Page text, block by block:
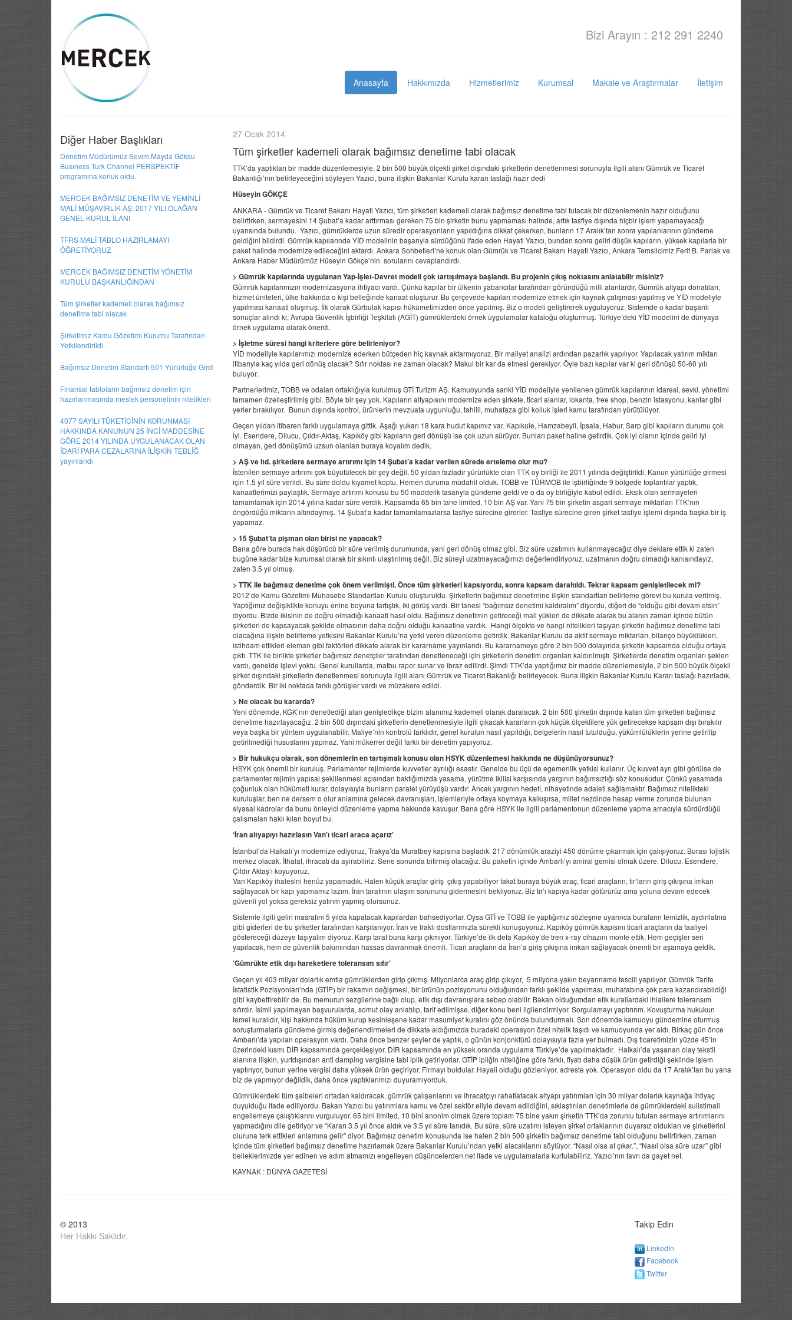
Bizi Arayın : 212 291 2240
Anasayfa Hakkımızda Hizmetlerimiz Kurumsal Makale ve Araştırmalar İletişim
Diğer Haber Başlıkları
Denetim Müdürümüz Sevim Mayda Göksu
Busıness Turk Channel PERSPEKTİF
programına konuk oldu.
MERCEK BAĞIMSIZ DENETİM VE YEMİNLİ
MALİ MÜŞAVİRLİK AŞ. 2017 YILI OLAĞAN
GENEL KURUL İLANI
TFRS MALİ TABLO HAZIRLAMAYI
ÖĞRETİYORUZ
MERCEK BAĞIMSIZ DENETİM YÖNETİM
KURULU BAŞKANLIĞINDAN
Tüm şirketler kademeli olarak bağımsız
denetime tabi olacak
Şirketimiz Kamu Gözetimi Kurumu Tarafından
Yetkilendirildi
Bağımsız Denetim Standartı 501 Yürürlüğe Girdi
Finansal tabloların bağımsız denetim için
hazırlanmasında meslek personelinin nitelikleri
4077 SAYILI TÜKETİCİNİN KORUNMASI
HAKKINDA KANUNUN 25 İNCİ MADDESİNE
GÖRE 2014 YILINDA UYGULANACAK OLAN
İDARİ PARA CEZALARINA İLİŞKİN TEBLİĞ
yayınlandı
27 Ocak 2014
Tüm şirketler kademeli olarak bağımsız denetime tabi olacak
TTK’da yaptıkları bir madde düzenlemesiyle, 2 bin 500 büyük ölçekli şirket dışındaki şirketlerin denetlenmesi sorunuyla ilgili alanı Gümrük ve Ticaret
Bakanlığı’nın belirleyeceğini söyleyen Yazıcı, buna ilişkin Bakanlar Kurulu kararı taslağı hazır dedi
Hüseyin GÖKÇE
ANKARA -Gümrük ve Ticaret Bakanı Hayati Yazıcı, tüm şirketleri kademeli olarak bağımsız denetime tabi tutacak bir düzenlemenin hazır olduğunu
belirtirken, sermayesini 14 Şubat’a kadar arttırması gereken 75 bin şirketin bunu yapmaması halinde, artık tasfiye dışında hiçbir işlem yapamayacağı
uyarısında bulundu. Yazıcı, gümrüklerde uzun süredir operasyonların yapıldığına dikkat çekerken, bunların 17 Aralık’tan sonra yapılanlarının gündeme
geldiğini bildirdi. Gümrük kapılarında YİD modelinin başarıyla sürdüğünü ifade eden Hayati Yazıcı, bundan sonra geliri düşük kapıların, yüksek kapılarla bir
paket halinde modernize edileceğini aktardı. Ankara Sohbetleri’ne konuk olan Gümrük ve Ticaret Bakanı Hayati Yazıcı, Ankara Temsilcimiz Ferit B. Parlak ve
Ankara Haber Müdürümüz Hüseyin Gökçe’nin sorularını cevaplandırdı.
> Gümrük kapılarında uygulanan Yap-İşlet-Devret modeli çok tartışılmaya başlandı. Bu projenin çıkış noktasını anlatabilir misiniz?
Gümrük kapılarımızın modernizasyona ihtiyacı vardı. Çünkü kapılar bir ülkenin yabancılar tarafından göründüğü milli alanlardır. Gümrük altyapı donatıları,
hizmet üniteleri, ülke hakkında o kişi belleğinde kanaat oluşturur. Bu çerçevede kapıları modernize etmek için kaynak çalışması yapılmış ve YİD modeliyle
yapılması kanaati oluşmuş. İlk olarak Gürbulak kapısı hükümetimizden önce yapılmış. Biz o modeli geliştirerek uyguluyoruz. Sistemde o kadar başarılı
sonuçlar alındı ki; Avrupa Güvenlik İşbirliği Teşkilatı (AGİT) gümrüklerdeki örnek uygulamalar kataloğu oluşturmuş. Türkiye’deki YİD modelini de dünyaya
örnek uygulama olarak önerdi.
> İşletme süresi hangi kriterlere göre belirleniyor?
YİD modeliyle kapılarımızı modernize ederken bütçeden hiç kaynak aktarmıyoruz. Bir maliyet analizi ardından pazarlık yapılıyor. Yapılacak yatırım miktarı
itibarıyla kaç yılda geri dönüş olacak? Sıfır noktası ne zaman olacak? Makul bir kar da etmesi gerekiyor. Öyle bazı kapılar var ki geri dönüşü 50-60 yılı
buluyor.
Partnerlerimiz, TOBB ve odaları ortaklığıyla kurulmuş GTİ Turizm AŞ. Kamuoyunda sanki YİD modeliyle yenilenen gümrük kapılarının idaresi, sevki, yönetimi
tamamen özelleştirilmiş gibi. Böyle bir şey yok. Kapıların altyapısını modernize eden şirkete, ticari alanlar, lokanta, free shop, benzin istasyonu, kantar gibi
yerler bırakılıyor. Bunun dışında kontrol, ürünlerin mevzuata uygunluğu, tahlili, muhafaza gibi kolluk işleri kamu tarafından yürütülüyor.
Geçen yıldan itibaren farklı uygulamaya gittik. Aşağı yukarı 18 kara hudut kapımız var. Kapıkule, Hamzabeyli, İpsala, Habur, Sarp gibi kapıların durumu çok
iyi. Esendere, Dilucu, Çıldır-Aktaş, Kapıköy gibi kapıların geri dönüşü ise çok uzun sürüyor. Bunları paket haline getirdik. Çok iyi olanın içinde geliri iyi
olmayan, geri dönüşümü uzsun olanları buraya koyalım dedik.
> AŞ ve ltd. şirketlere sermaye artırımı için 14 Şubat’a kadar verilen sürede erteleme olur mu?
İstenilen sermaye artırımı çok büyütülecek bir şey değil. 50 yıldan fazladır yürürlükte olan TTK oy birliği ile 2011 yılında değiştirildi. Kanun yürürlüğe girmesi
için 1.5 yıl süre verildi. Bu süre doldu kıyamet koptu. Hemen duruma müdahil olduk. TOBB ve TÜRMOB ile işbirliğinde 9 bölgede toplantılar yaptık,
kanaatlerimizi paylaştık. Sermaye artırımı konusu bu 50 maddelik tasarıyla gündeme geldi ve o da oy birliğiyle kabul edildi. Eksik olan sermayeleri
tamamlamak için 2014 yılına kadar süre verdik. Kapsamda 65 bin tane limited, 10 bin AŞ var. Yani 75 bin şirketin asgari sermaye miktarları TTK’nın
öngördüğü miktarın altındaymış. 14 Şubat’a kadar tamamlamazlarsa tasfiye sürecine girerler. Tasfiye sürecine giren şirket tasfiye işlemi dışında başka bir iş
yapamaz.
> 15 Şubat’ta pişman olan birisi ne yapacak?
Bana göre burada hak düşürücü bir süre verilmiş durumunda, yani geri dönüş olmaz gibi. Biz süre uzatımını kullanmayacağız diye deklare ettik ki zaten
bugüne kadar bize kurumsal olarak bir sıkıntı ulaştırılmış değil. Biz süreyi uzatmayacağımızı değerlendiriyoruz, uzatmanın doğru olmadığı kanısındayız,
zaten 3.5 yıl olmuş.
> TTK ile bağımsız denetime çok önem verilmişti. Önce tüm şirketleri kapsıyordu, sonra kapsam daraltıldı. Tekrar kapsam genişletilecek mi?
2012’de Kamu Gözetimi Muhasebe Standartları Kurulu oluşturuldu. Şirketlerin bağımsız denetimine ilişkin standartları belirleme görevi bu kurula verilmiş.
Yaptığımız değişiklikte konuyu enine boyuna tartıştık, iki görüş vardı. Bir tanesi “bağımsız denetimi kaldıralım” diyordu, diğeri de “olduğu gibi devam etsin”
diyordu. Bizde ikisinin de doğru olmadığı kanaati hasıl oldu. Bağımsız denetimin getireceği mali yükleri de dikkate alarak bu alanın zaman içinde bütün
şirketleri de kapsayacak şekilde olmasının daha doğru olduğu kanaatine vardık. Hangi ölçekte ve hangi nitelikleri taşıyan şirketin bağımsız denetime tabi
olacağına ilişkin belirleme yetkisini Bakanlar Kurulu’na yetki veren düzenleme getirdik. Bakanlar Kurulu da aktif sermaye miktarları, bilanço büyüklükleri,
istihdam ettikleri eleman gibi faktörleri dikkate alarak bir kararname yayınlandı. Bu kararnameye göre 2 bin 500 dolayında şirketin kapsamda olduğu ortaya
çıktı. TTK ile birlikte şirketler bağımsız denetçiler tarafından denetleneceği için şirketlerin denetim organları kaldırılmıştı. Şirketlerde denetim organları şeklen
vardı, genelde işlevi yoktu. Genel kurullarda, matbu rapor sunar ve ibraz edilirdi. Şimdi TTK’da yaptığımız bir madde düzenlemesiyle, 2 bin 500 büyük ölçekli
şirket dışındaki şirketlerin denetlenmesi sorunuyla ilgili alanı Gümrük ve Ticaret Bakanlığı belirleyecek. Buna ilişkin Bakanlar Kurulu Kararı taslağı hazırladık,
gönderdik. Bir iki noktada farklı görüşler vardı ve müzakere edildi.
> Ne olacak bu kararda?
Yeni dönemde, KGK’nın denetlediği alan genişledikçe bizim alanımız kademeli olarak daralacak. 2 bin 500 şirketin dışında kalan tüm şirketleri bağımsız
denetime hazırlayacağız. 2 bin 500 dışındaki şirketlerin denetlenmesiyle ilgili çıkacak kararların çok küçük ölçeklilere yük getirecekse kapsam dışı bırakılır
veya başka bir yöntem uygulanabilir. Maliye’nin kontrolü farklıdır, genel kurulun nasıl yapıldığı, belgelerin nasıl tutulduğu, yükümlülüklerin yerine getirilip
getirilmediği hususlarını yapmaz. Yani mükerrer değil farklı bir denetim yapıyoruz.
> Bir hukukçu olarak, son dönemlerin en tartışmalı konusu olan HSYK düzenlemesi hakkında ne düşünüyorsunuz?
HSYK çok önemli bir kuruluş. Parlamenter rejimlerde kuvvetler ayrılığı esastır. Genelde bu üçü de egemenlik yetkisi kullanır. Üç kuvvet ayrı gibi görülse de
parlamenter rejimin yapısal şekillenmesi açısından baktığımızda yasama, yürütme ikilisi karşısında yargının bağımsızlığı söz konusudur. Çünkü yasamada
çoğunluk olan hükümeti kurar, dolayısıyla bunların paralel yürüyüşü vardır. Ancak yargının hedefi, nihayetinde adaleti sağlamaktır. Bağımsız nitelikteki
kuruluşlar, ben ne dersem o olur anlamına gelecek davranışları, işlemleriyle ortaya koymaya kalkışırsa, millet nezdinde hesap verme zorunda bulunan
siyasal kadrolar da bunu önleyici düzenleme yapma hakkında kavuşur. Bana göre HSYK ile ilgili parlamentonun düzenleme yapma amacıyla sürdürdüğü
çalışmaları haklı kılan boyut bu.
‘İran altyapıyı hazırlasın Van’ı ticari araca açarız’
İstanbul’da Halkalı’yı modernize ediyoruz, Trakya’da Muratbey kapısına başladık. 217 dönümlük araziyi 450 dönüme çıkarmak için çalışıyoruz. Burası lojistik
merkez olacak. İthalat, ihracatı da ayırabiliriz. Sene sonunda bitirmiş olacağız. Bu paketin içinde Ambarlı’yı amiral gemisi olmak üzere, Dilucu, Esendere,
Çıldır Aktaş’ı koyuyoruz.
Van Kapıköy ihalesini henüz yapamadık. Halen küçük araçlar giriş çıkış yapabiliyor fakat buraya büyük araç, ticari araçların, tır’ların giriş çıkışına imkan
sağlayacak bir kapı yapmamız lazım. İran tarafının ulaşım sorununu gidermesini bekliyoruz. Biz tır’ı kapıya kadar götürürüz ama yoluna devam edecek
güvenli yol yoksa gereksiz yatırım yapmış olursunuz.
Sistemle ilgili geliri masrafını 5 yılda kapatacak kapılardan bahsediyorlar. Oysa GTİ ve TOBB ile yaptığımız sözleşme uyarınca buraların temizlik, aydınlatma
gibi giderleri de bu şirketler tarafından karşılanıyor. İran ve Iraklı dostlarımızla sürekli konuşuyoruz. Kapıköy gümrük kapısını ticari araçların da faaliyet
göstereceği düzeye taşıyalım diyoruz. Karşı taraf buna karşı çıkmıyor. Türkiye’de ilk defa Kapıköy’de tren x-ray cihazını monte ettik. Hem geçişler seri
yapılacak, hem de güvenlik bakımından hassas davranmak önemli. Ticari araçların da İran’a giriş çıkışına imkan sağlayacak önemli bir aşamaya geldik.
‘Gümrükte etik dışı hareketlere toleransım sıfır’
Geçen yıl 403 milyar dolarlık emtia gümrüklerden girip çıkmış. Milyonlarca araç girip çıkıyor, 5 milyona yakın beyanname tescili yapılıyor. Gümrük Tarife
İstatistik Pozisyonları’nda (GTİP) bir rakamın değişmesi, bir ürünün pozisyonunu olduğundan farklı şekilde yapılması, muhatabına çok para kazandırabildiği
gibi kaybettirebilir de. Bu memurun sezgilerine bağlı olup, etik dışı davranışlara sebep olabilir. Bakan olduğumdan etik kurallardaki ihlallere toleransım
sıfırdır. İsimli yapılmayan başvurularda, somut olay anlatılıp, tarif edilmişse, diğer konu beni ilgilendirmiyor. Sorgulamayı yaptırırım. Kovuşturma hukukun
temel kuralıdır, kişi hakkında hüküm kurup kesinleşene kadar masumiyet kuralını göz önünde bulundurmalı. Son dönemde kamuoyu gündemine oturmuş
soruşturmalarla gündeme girmiş değerlendirmeleri de dikkate aldığımızda buradaki operasyon özel nitelik taşıdı ve kamuoyunda yer aldı. Birkaç gün önce
Ambarlı’da yapılan operasyon vardı. Daha önce benzer şeyler de yaptık, o günün konjonktürü dolayısıyla fazla yer bulmadı. Dış ticaretimizin yüzde 45’in
üzerindeki kısmı DİR kapsamında gerçekleşiyor. DİR kapsamında en yüksek oranda uygulama Türkiye’de yapılmaktadır. Halkalı’da yaşanan olay tekstil
alanına ilişkin, yurtdışından anti damping vergisine tabi iplik getiriyorlar. GTİP ipliğin niteliğine göre farklı, fiyatı daha düşük ürün getirdiği şeklinde işlem
yaptırıyor, bunun yerine vergisi daha yüksek ürün geçiriyor. Firmayı buldular. Hayali olduğu gözleniyor, adreste yok. Operasyon oldu da 17 Aralık’tan bu yana
biz de yapmıyor değildik, daha önce yaptıklarımızı duyuramıyorduk.
Gümrüklerdeki tüm şaibeleri ortadan kaldıracak, gümrük çalışanlarını ve ihracatçıyı rahatlatacak altyapı yatırımları için 30 milyar dolarlık kaynağa ihtiyaç
duyulduğu ifade ediliyordu. Bakan Yazıcı bu yatırımlara kamu ve özel sektör eliyle devam edildiğini, sıklaştırılan denetimlerle de gümrüklerdeki suiistimali
engellemeye çalıştıklarını vurguluyor. 65 bini limited, 10 bini anonim olmak üzere toplam 75 bine yakın şirketin TTK’da zorunlu tutulan sermaye artırımlarını
yapmadığını dile getiriyor ve “Kararı 3.5 yıl önce aldık ve 3.5 yıl süre tanıdık. Bu süre, süre uzatımı isteyen şirket ortaklarının duyarsız oldukları ve şirketlerini
oluruna terk ettikleri anlamına gelir” diyor. Bağımsız denetim konusunda ise halen 2 bin 500 şirketin bağımsız denetime tabi olduğunu belirtirken, zaman
içinde tüm şirketleri bağımsız denetime hazırlamak üzere Bakanlar Kurulu’ndan yetki alacaklarını söylüyor. “Nasıl olsa af çıkar.”, “Nasıl olsa süre uzar” gibi
belleklerimizde yer edinen ve adım atmamızı engelleyen düşüncelerden net ifade ve uygulamalarla kurtulabiliriz. Yazıcı’nın tavrı da gayet net.
KAYNAK : DÜNYA GAZETESİ
© 2013
Her Hakkı Saklıdır.
Takip Edin
LinkedIn
Facebook
Twitter